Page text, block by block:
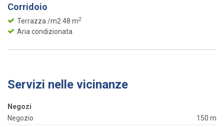
Corridoio
Terrazza /m2 48 m2
Aria condizionata
Servizi nelle vicinanze
Negozi
Negozio
150 m